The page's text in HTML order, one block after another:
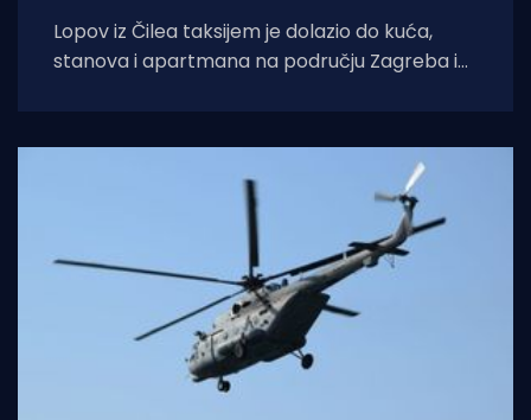
Lopov iz Čilea taksijem je dolazio do kuća,
stanova i apartmana na području Zagreba i